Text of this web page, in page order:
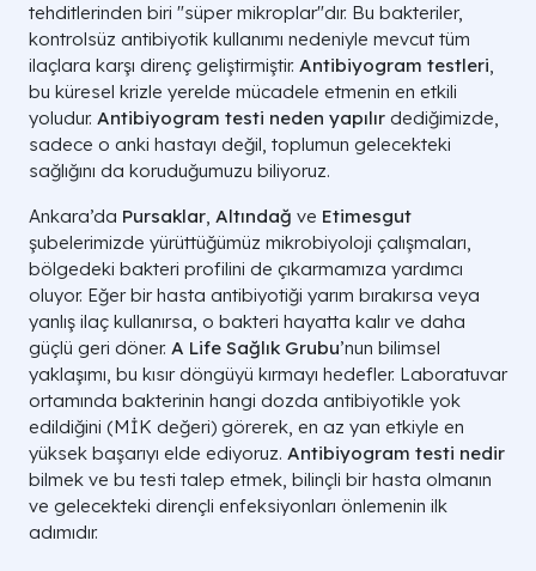
tehditlerinden biri "süper mikroplar"dır. Bu bakteriler,
kontrolsüz antibiyotik kullanımı nedeniyle mevcut tüm
ilaçlara karşı direnç geliştirmiştir. Antibiyogram testleri,
bu küresel krizle yerelde mücadele etmenin en etkili
yoludur. Antibiyogram testi neden yapılır dediğimizde,
sadece o anki hastayı değil, toplumun gelecekteki
sağlığını da koruduğumuzu biliyoruz.
Ankara’da Pursaklar, Altındağ ve Etimesgut
şubelerimizde yürüttüğümüz mikrobiyoloji çalışmaları,
bölgedeki bakteri profilini de çıkarmamıza yardımcı
oluyor. Eğer bir hasta antibiyotiği yarım bırakırsa veya
yanlış ilaç kullanırsa, o bakteri hayatta kalır ve daha
güçlü geri döner. A Life Sağlık Grubu’nun bilimsel
yaklaşımı, bu kısır döngüyü kırmayı hedefler. Laboratuvar
ortamında bakterinin hangi dozda antibiyotikle yok
edildiğini (MİK değeri) görerek, en az yan etkiyle en
yüksek başarıyı elde ediyoruz. Antibiyogram testi nedir
bilmek ve bu testi talep etmek, bilinçli bir hasta olmanın
ve gelecekteki dirençli enfeksiyonları önlemenin ilk
adımıdır.